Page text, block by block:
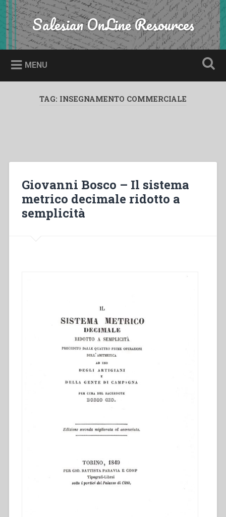
Skip
to
content
Search Salesian OnLine Resources
MENU
TAG: INSEGNAMENTO COMMERCIALE
Giovanni Bosco – Il sistema
metrico decimale ridotto a
semplicità